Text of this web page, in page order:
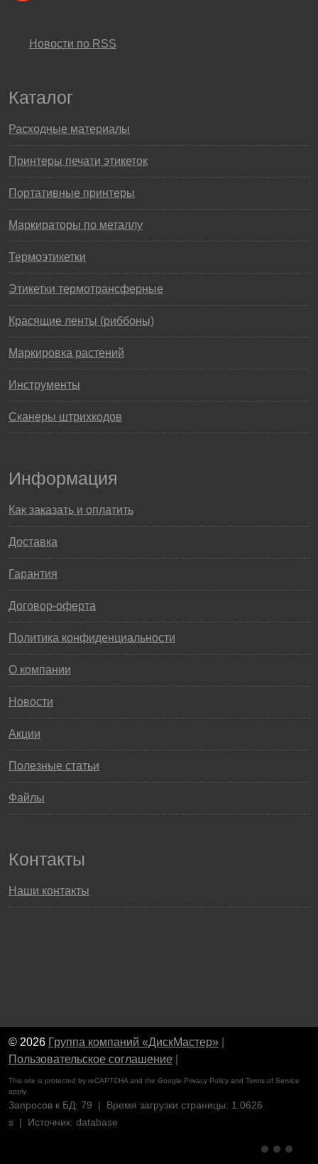
Новости по RSS
Каталог
Расходные материалы
Принтеры печати этикеток
Портативные принтеры
Маркираторы по металлу
Термоэтикетки
Этикетки термотрансферные
Красящие ленты (риббоны)
Маркировка растений
Инструменты
Сканеры штрихкодов
Информация
Как заказать и оплатить
Доставка
Гарантия
Договор-оферта
Политика конфиденциальности
О компании
Новости
Акции
Полезные статьи
Файлы
Контакты
Наши контакты
© 2026 Группа компаний «ДискМастер»
Пользовательское соглашение
This site is protected by reCAPTCHA and the Google Privacy Policy and Terms of Service
apply.
Запросов к БД: 79 | Время загрузки страницы: 1.0626
s | Источник: database